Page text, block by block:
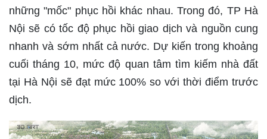
những "mốc" phục hồi khác nhau. Trong đó, TP Hà
Nội sẽ có tốc độ phục hồi giao dịch và nguồn cung
nhanh và sớm nhất cả nước. Dự kiến trong khoảng
cuối tháng 10, mức độ quan tâm tìm kiếm nhà đất
tại Hà Nội sẽ đạt mức 100% so với thời điểm trước
dịch.